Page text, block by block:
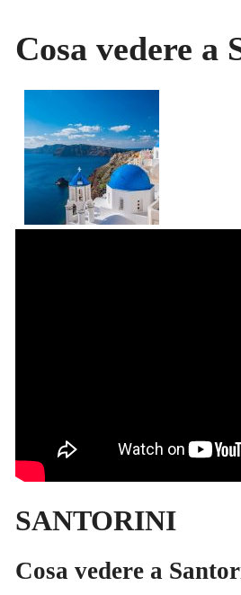
Cosa vedere
SANTORINI
Cosa vedere a